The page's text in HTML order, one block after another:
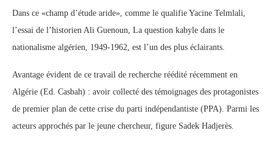
Dans ce «champ d’étude aride», comme le qualifie Yacine Telmlali,
l’essai de l’historien Ali Guenoun, La question kabyle dans le
nationalisme algérien, 1949-1962, est l’un des plus éclairants.
Avantage évident de ce travail de recherche réédité récemment en
Algérie (Ed. Casbah) : avoir collecté des témoignages des protagonistes
de premier plan de cette crise du parti indépendantiste (PPA). Parmi les
acteurs approchés par le jeune chercheur, figure Sadek Hadjerès.